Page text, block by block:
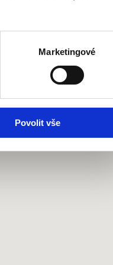
Marketingové
Povolit vše